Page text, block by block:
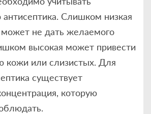
Слишком низкая
может не дать желаемого
высокая может привести
кожи или слизистых. Для
существует
которую